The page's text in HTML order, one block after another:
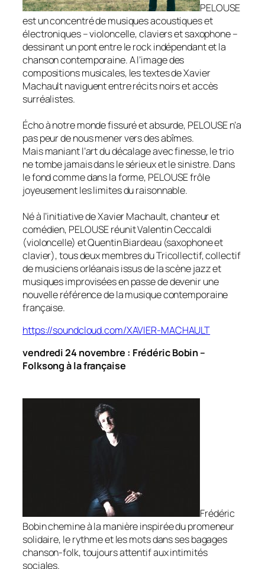
PELOUSE
est un concentré de musiques acoustiques et
électroniques – violoncelle, claviers et saxophone –
dessinant un pont entre le rock indépendant et la
chanson contemporaine. A l’image des
compositions musicales, les textes de Xavier
Machault naviguent entre récits noirs et accès
surréalistes.
Écho à notre monde fissuré et absurde, PELOUSE n’a
pas peur de nous mener vers des abîmes.
Mais maniant l’art du décalage avec finesse, le trio
ne tombe jamais dans le sérieux et le sinistre. Dans
le fond comme dans la forme, PELOUSE frôle
joyeusement les limites du raisonnable.
Né à l’initiative de Xavier Machault, chanteur et
comédien, PELOUSE réunit Valentin Ceccaldi
(violoncelle) et Quentin Biardeau (saxophone et
clavier), tous deux membres du Tricollectif, collectif
de musiciens orléanais issus de la scène jazz et
musiques improvisées en passe de devenir une
nouvelle référence de la musique contemporaine
française.
https://soundcloud.com/XAVIER-MACHAULT
vendredi 24 novembre : Frédéric Bobin –
Folksong à la française
Frédéric
Bobin chemine à la manière inspirée du promeneur
solidaire, le rythme et les mots dans ses bagages
chanson-folk, toujours attentif aux intimités
sociales.